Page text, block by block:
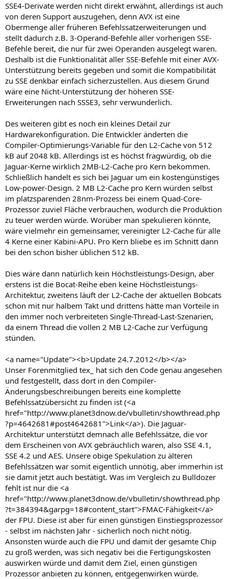
SSE4-Derivate werden nicht direkt erwähnt, allerdings ist auch
von deren Support auszugehen, denn AVX ist eine
Obermenge aller früheren Befehlssatzerweiterungen und
stellt dadurch z.B. 3-Operand-Befehle aller vorherigen SSE-
Befehle bereit, die nur für zwei Operanden ausgelegt waren.
Deshalb ist die Funktionalität aller SSE-Befehle mit einer AVX-
Unterstützung bereits gegeben und somit die Kompatibilität
zu SSE denkbar einfach sicherzustellen. Aus diesem Grund
wäre eine Nicht-Unterstützung der höheren SSE-
Erweiterungen nach SSSE3, sehr verwunderlich.
Des weiteren gibt es noch ein kleines Detail zur
Hardwarekonfiguration. Die Entwickler änderten die
Compiler-Optimierungs-Variable für den L2-Cache von 512
kB auf 2048 kB. Allerdings ist es höchst fragwürdig, ob die
Jaguar-Kerne wirklich 2MB-L2-Cache pro Kern bekommen.
Schließlich handelt es sich bei Jaguar um ein kostengünstiges
Low-power-Design. 2 MB L2-Cache pro Kern würden selbst
im platzsparenden 28nm-Prozess bei einem Quad-Core-
Prozessor zuviel Fläche verbrauchen, wodurch die Produktion
zu teuer werden würde. Worüber man spekulieren könnte,
wäre vielmehr ein gemeinsamer, vereinigter L2-Cache für alle
4 Kerne einer Kabini-APU. Pro Kern bliebe es im Schnitt dann
bei den schon bisher üblichen 512 kB.
Dies wäre dann natürlich kein Höchstleistungs-Design, aber
erstens ist die Bocat-Reihe eben keine Höchstleistungs-
Architektur, zweitens läuft der L2-Cache der aktuellen Bobcats
schon mit nur halbem Takt und drittens hätte man Vorteile in
den immer noch verbreiteten Single-Thread-Last-Szenarien,
da einem Thread die vollen 2 MB L2-Cache zur Verfügung
stünden.
<a name="Update"><b>Update 24.7.2012</b></a>
Unser Forenmitglied tex_ hat sich den Code genau angesehen
und festgestellt, dass dort in den Compiler-
Änderungsbeschreibungen bereits eine komplette
Befehlssatzübersicht zu finden ist (<a
href="http://www.planet3dnow.de/vbulletin/showthread.php
?p=4642681#post4642681">Link</a>). Die Jaguar-
Architektur unterstützt demnach alle Befehlssätze, die vor
dem Erscheinen von AVX gebräuchlich waren, also SSE 4.1,
SSE 4.2 und AES. Unsere obige Spekulation zu älteren
Befehlssätzen war somit eigentlich unnötig, aber immerhin ist
sie damit jetzt auch bestätigt. Was im Vergleich zu Bulldozer
fehlt ist nur die <a
href="http://www.planet3dnow.de/vbulletin/showthread.php
?t=384394&garpg=18#content_start">FMAC-Fähigkeit</a>
der FPU. Diese ist aber für einen günstigen Einstiegsprozessor
- selbst im nächsten Jahr - sicherlich noch nicht nötig.
Ansonsten würde auch die FPU und damit der gesamte Chip
zu groß werden, was sich negativ bei die Fertigungskosten
auswirken würde und damit dem Ziel, einen günstigen
Prozessor anbieten zu können, entgegenwirken würde.